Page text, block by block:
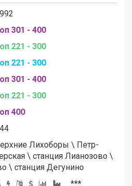
301 - 400
221 - 300
221 - 300
301 - 400
221 - 300
400
Лихоборы \ Петр-
\ станция Лианозово \
\ станция Дегунино
***